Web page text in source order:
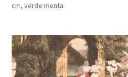
Shop
Contact
cm, verde menta